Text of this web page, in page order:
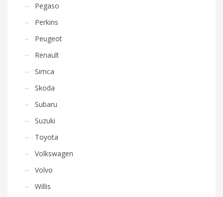
Pegaso
Perkins
Peugeot
Renault
Simca
Skoda
Subaru
Suzuki
Toyota
Volkswagen
Volvo
Willis